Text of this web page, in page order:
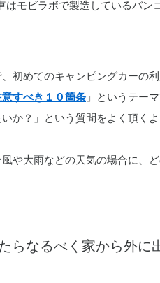
はモビラボで製造しているバン
、初めてのキャンピングカーの利
すべき１０箇条 」というテー
か？」という質問をよく頂くよ
や大雨などの天気の場合に、
らなるべく家から外に